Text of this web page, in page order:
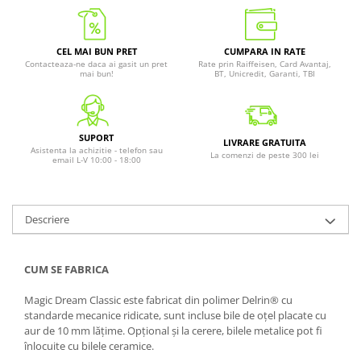
CEL MAI BUN PRET
Contacteaza-ne daca ai gasit un pret
mai bun!
CUMPARA IN RATE
Rate prin Raiffeisen, Card Avantaj,
BT, Unicredit, Garanti, TBI
SUPORT
Asistenta la achizitie - telefon sau
email L-V 10:00 - 18:00
LIVRARE GRATUITA
La comenzi de peste 300 lei
Descriere
CUM SE FABRICA
Magic Dream Classic este fabricat din polimer Delrin® cu
standarde mecanice ridicate, sunt incluse bile de oțel placate cu
aur de 10 mm lățime. Opțional și la cerere, bilele metalice pot fi
înlocuite cu bilele ceramice.